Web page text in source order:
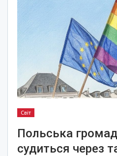
Світ
Польська
судиться через